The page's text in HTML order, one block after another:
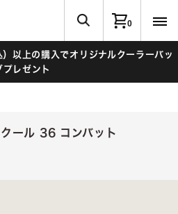
0
以上の購入でオリジナルクーラーバッ
プレゼント
ール 36 コンバット